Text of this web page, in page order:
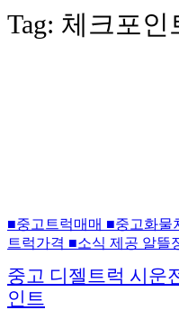
Tag: 체크포인
■중고트럭매매 ■중고화물
트럭가격 ■소식 제공 알뜰
중고 디젤트럭 시운
인트